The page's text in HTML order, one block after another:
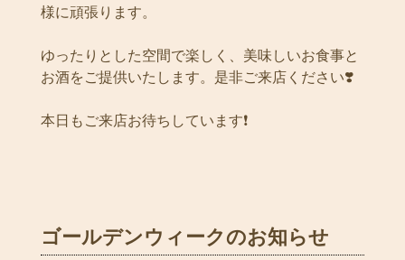
様に頑張ります。
ゆったりとした空間で楽しく、美味しいお食事と
お酒をご提供いたします。是非ご来店ください❣️
本日もご来店お待ちしています❗️
ゴールデンウィークのお知らせ